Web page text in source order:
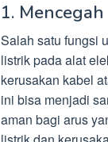
1.
Salah satu fungsi
listrik pada alat
kerusakan kabel
ini bisa menjadi
aman bagi arus